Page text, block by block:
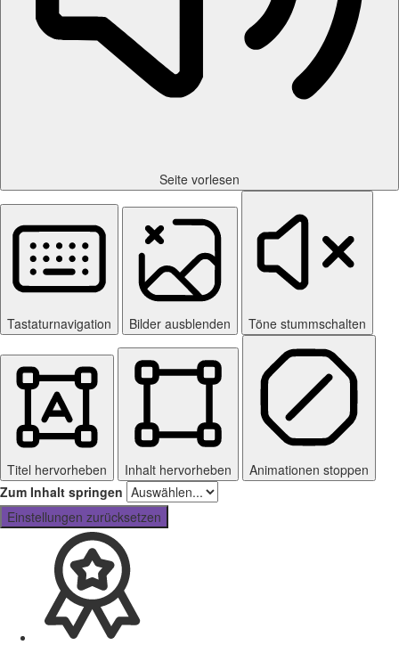
Seite vorlesen
Tastaturnavigation Bilder ausblenden Töne stummschalten
Titel hervorheben Inhalt hervorheben
Animationen stoppen
Zum Inhalt springen
Einstellungen zurücksetzen